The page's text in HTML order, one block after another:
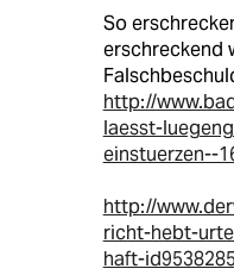
So
erschreckend
http://
laesst-
einstuerzen--
http://
richt-hebt-
haft-